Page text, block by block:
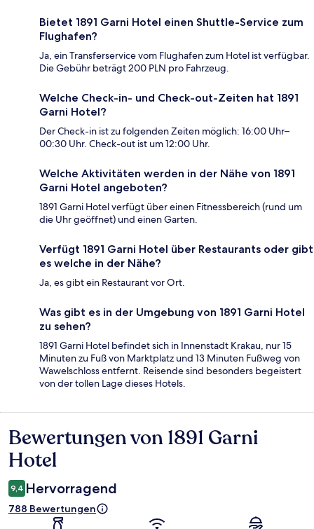
Bietet 1891 Garni Hotel einen Shuttle-Service zum
Flughafen?
Ja, ein Transferservice vom Flughafen zum Hotel ist verfügbar.
Die Gebühr beträgt 200 PLN pro Fahrzeug.
Welche Check-in- und Check-out-Zeiten hat 1891
Garni Hotel?
Der Check-in ist zu folgenden Zeiten möglich: 16:00 Uhr–
00:30 Uhr. Check-out ist um 12:00 Uhr.
Welche Aktivitäten werden in der Nähe von 1891
Garni Hotel angeboten?
1891 Garni Hotel verfügt über einen Fitnessbereich (rund um
die Uhr geöffnet) und einen Garten.
Verfügt 1891 Garni Hotel über Restaurants oder gibt
es welche in der Nähe?
Ja, es gibt ein Restaurant vor Ort.
Was gibt es in der Umgebung von 1891 Garni Hotel
zu sehen?
1891 Garni Hotel befindet sich in Innenstadt Krakau, nur 15
Minuten zu Fuß von Marktplatz und 13 Minuten Fußweg von
Wawelschloss entfernt. Reisende sind besonders begeistert
von der tollen Lage dieses Hotels.
Bewertungen
Bewertungen von 1891 Garni
Hotel
9,4 Hervorragend
788 Bewertungen